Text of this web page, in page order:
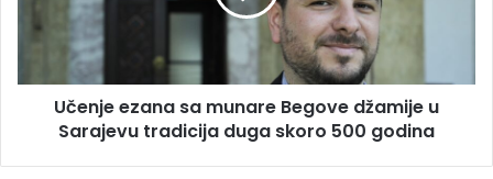
džamije
Sarajevu
tradicija
Učenje ezana sa munare Begove džamije u
Sarajevu tradicija duga skoro 500 godina